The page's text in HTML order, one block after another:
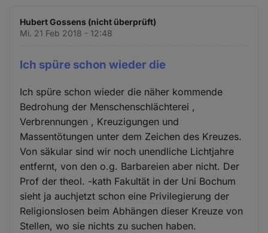
Hubert Gossens (nicht überprüft)
Mi. 21 Feb 2018 - 12:48
Ich spüre schon wieder die
Ich spüre schon wieder die näher kommende
Bedrohung der Menschenschlächterei ,
Verbrennungen , Kreuzigungen und
Massentötungen unter dem Zeichen des Kreuzes.
Von säkular sind wir noch unendliche Lichtjahre
entfernt, von den o.g. Barbareien aber nicht. Der
Prof der theol. -kath Fakultät in der Uni Bochum
sieht ja auchjetzt schon eine Privilegierung der
Religionslosen beim Abhängen dieser Kreuze von
Stellen, wo sie nichts zu suchen haben.